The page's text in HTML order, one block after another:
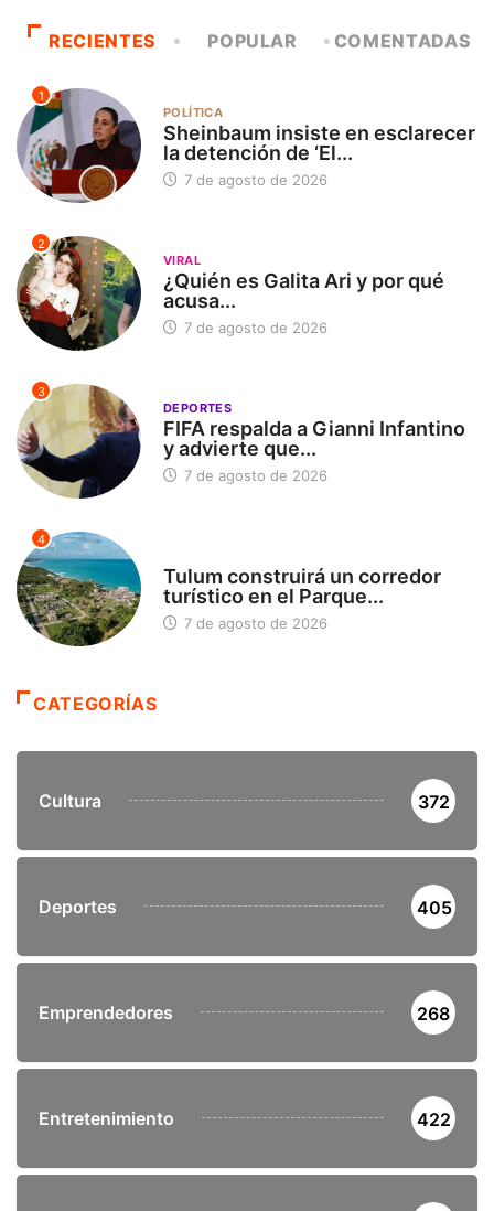
RECIENTES POPULAR COMENTADAS
1
POLÍTICA
Sheinbaum insiste en esclarecer
la detención de ‘El...
7 de agosto de 2026
2
VIRAL
¿Quién es Galita Ari y por qué
acusa...
7 de agosto de 2026
3
DEPORTES
FIFA respalda a Gianni Infantino
y advierte que...
7 de agosto de 2026
4
Tulum construirá un corredor
turístico en el Parque...
7 de agosto de 2026
CATEGORÍAS
Cultura 372
Deportes 405
Emprendedores 268
Entretenimiento 422